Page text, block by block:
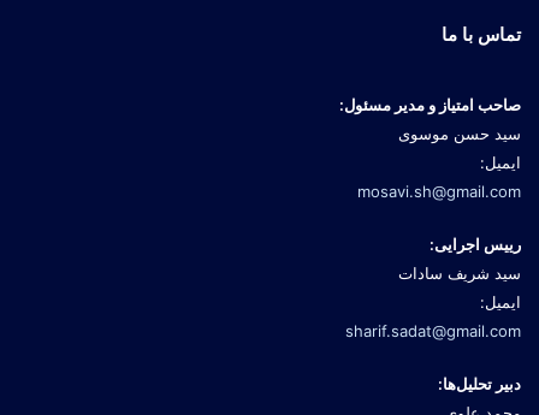
تماس با ما
صاحب امتیاز و مدیر مسئول:
سید حسن موسوی
ایمیل:
mosavi.sh@gmail.com
رییس اجرایی:
سید شریف سادات
ایمیل:
sharif.sadat@gmail.com
دبیر تحلیل‌ها: